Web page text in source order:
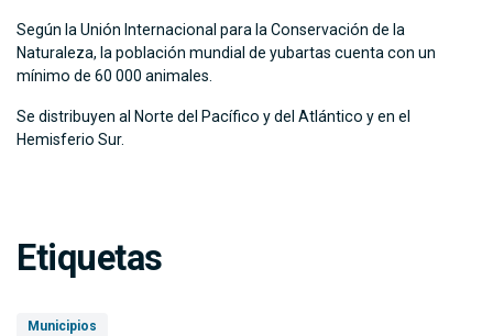
Según la Unión Internacional para la Conservación de la
Naturaleza, la población mundial de yubartas cuenta con un
mínimo de 60 000 animales.
Se distribuyen al Norte del Pacífico y del Atlántico y en el
Hemisferio Sur.
Etiquetas
Municipios